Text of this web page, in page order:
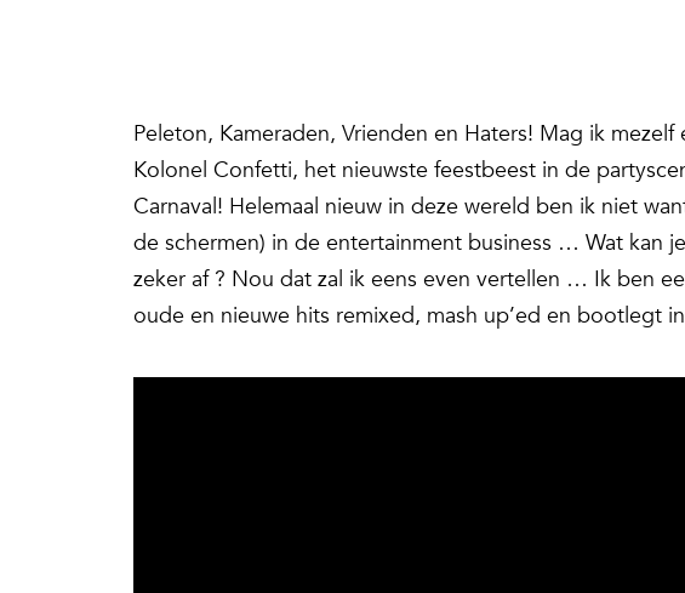
Peleton, Kameraden, Vrienden en Haters! Mag ik
Kolonel Confetti, het nieuwste feestbeest in de
Carnaval! Helemaal nieuw in deze wereld ben ik niet
de schermen) in de entertainment business … Wat kan
zeker af ? Nou dat zal ik eens even vertellen … Ik ben
oude en nieuwe hits remixed, mash up’ed en bootlegt